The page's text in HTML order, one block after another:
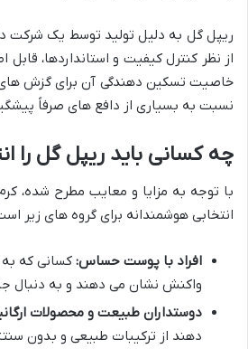
ریپل گل به دلیل تولید توسط یک شرکت
از نظر کنترل کیفیت و استانداردها،
خاصیت تسکین دهندگی آن برای گزش
نسبت به بسیاری از دافع های صرفاً
چه کسانی باید ریپل گل را
با توجه به مزایا و معایب مطرح شده،
انتخابی هوشمندانه برای گروه های زیر
افراد با پوست حساس: کسانی که
واکنش نشان می دهند و به دنبال
دوستداران طبیعت و محصولات
دهند از ترکیبات طبیعی و بدون